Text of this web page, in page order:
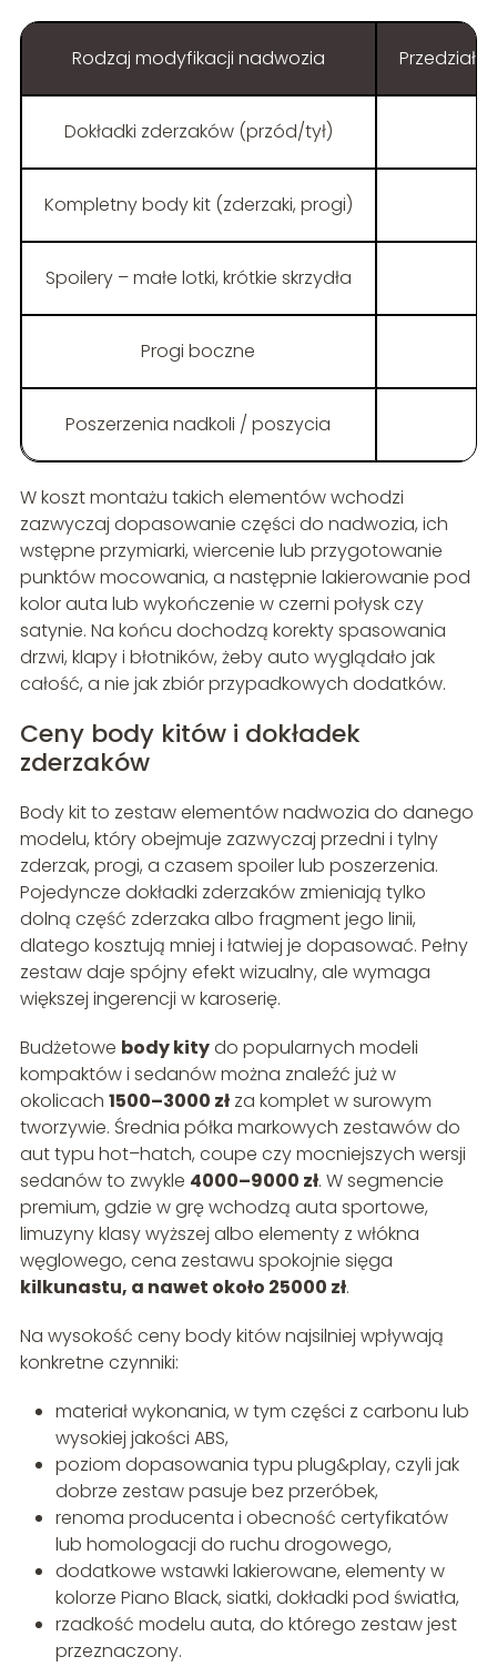
Rodzaj modyfikacji nadwozia Przedział
Dokładki zderzaków (przód/tył)
Kompletny body kit (zderzaki, progi)
Spoilery – małe lotki, krótkie skrzydła
Progi boczne
Poszerzenia nadkoli / poszycia
W koszt montażu takich elementów wchodzi
zazwyczaj dopasowanie części do nadwozia, ich
wstępne przymiarki, wiercenie lub przygotowanie
punktów mocowania, a następnie lakierowanie pod
kolor auta lub wykończenie w czerni połysk czy
satynie. Na końcu dochodzą korekty spasowania
drzwi, klapy i błotników, żeby auto wyglądało jak
całość, a nie jak zbiór przypadkowych dodatków.
Ceny body kitów i dokładek
zderzaków
Body kit to zestaw elementów nadwozia do danego
modelu, który obejmuje zazwyczaj przedni i tylny
zderzak, progi, a czasem spoiler lub poszerzenia.
Pojedyncze dokładki zderzaków zmieniają tylko
dolną część zderzaka albo fragment jego linii,
dlatego kosztują mniej i łatwiej je dopasować. Pełny
zestaw daje spójny efekt wizualny, ale wymaga
większej ingerencji w karoserię.
Budżetowe body kitydo popularnych modeli
kompaktów i sedanów można znaleźć już w
okolicach 1500–3000 złza komplet w surowym
tworzywie. Średnia półka markowych zestawów do
aut typu hot–hatch, coupe czy mocniejszych wersji
sedanów to zwykle 4000–9000 zł. W segmencie
premium, gdzie w grę wchodzą auta sportowe,
limuzyny klasy wyższej albo elementy z włókna
węglowego, cena zestawu spokojnie sięga
kilkunastu, a nawet około 25000 zł.
Na wysokość ceny body kitów najsilniej wpływają
konkretne czynniki:
materiał wykonania, w tym części z carbonu lub
wysokiej jakości ABS,
poziom dopasowania typu plug&play, czyli jak
dobrze zestaw pasuje bez przeróbek,
renoma producenta i obecność certyfikatów
lub homologacji do ruchu drogowego,
dodatkowe wstawki lakierowane, elementy w
kolorze Piano Black, siatki, dokładki pod światła,
rzadkość modelu auta, do którego zestaw jest
przeznaczony.